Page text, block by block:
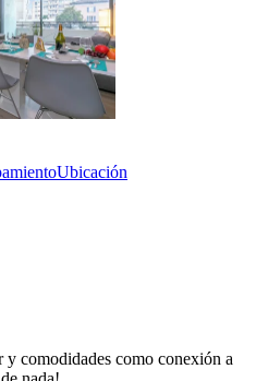
Ubicación
y comodidades como conexión a